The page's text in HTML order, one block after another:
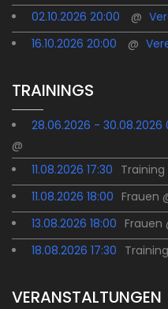
02.10.2026 20:00
@
16.10.2026 20:00
@
TRAININGS
28.06.2026 - 30.08.2026
@
11.08.2026 17:30 Training
11.08.2026 18:00 Frauen
13.08.2026 18:00 Frauen
18.08.2026 17:30
VERANSTALTUNGEN